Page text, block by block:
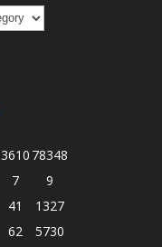
3610 78348
7
9
41
1327
62 5730